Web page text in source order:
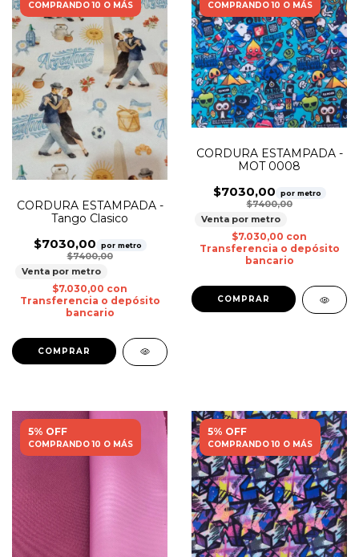
COMPRANDO 10 O MÁS
CORDURA ESTAMPADA -
Tango Clasico
$7030,00 por metro
$7400,00
Venta por metro
$7.030,00 con
Transferencia o depósito
bancario
COMPRANDO 10 O MÁS
CORDURA ESTAMPADA -
MOT 0008
$7030,00 por metro
$7400,00
Venta por metro
$7.030,00 con
Transferencia o depósito
bancario
5% OFF
COMPRANDO 10 O MÁS
5% OFF
COMPRANDO 10 O MÁS